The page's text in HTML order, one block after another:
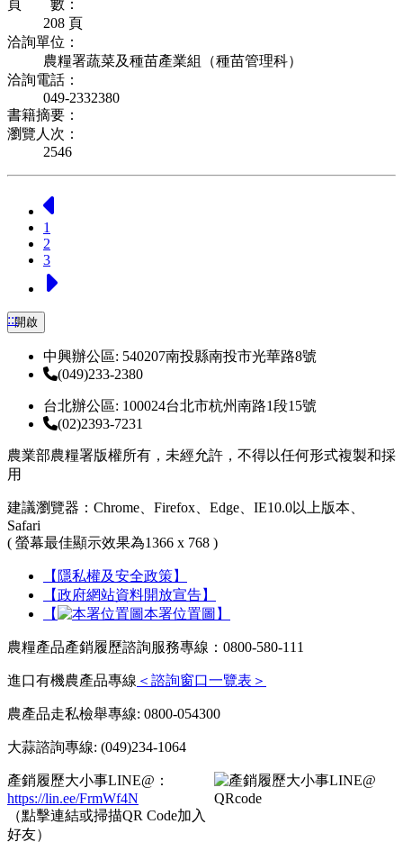
頁 數：
208 頁
洽詢單位：
農糧署蔬菜及種苗產業組（種苗管理科）
洽詢電話：
049-2332380
書籍摘要：
瀏覽人次：
2546
1
2
3
:::開啟
中興辦公區: 540207南投縣南投市光華路8號
(049)233-2380
台北辦公區: 100024台北市杭州南路1段15號
(02)2393-7231
農業部農糧署版權所有，未經允許，不得以任何形式複製和採
用
建議瀏覽器：Chrome、Firefox、Edge、IE10.0以上版本、
Safari
( 螢幕最佳顯示效果為1366 x 768 )
【隱私權及安全政策】
【政府網站資料開放宣告】
【
本署位置圖】
農糧產品產銷履歷諮詢服務專線：0800-580-111
進口有機農產品專線 ＜諮詢窗口一覽表＞
農產品走私檢舉專線: 0800-054300
大蒜諮詢專線: (049)234-1064
產銷履歷大小事LINE@：
https://lin.ee/FrmWf4N
（點擊連結或掃描QR Code加入
好友）